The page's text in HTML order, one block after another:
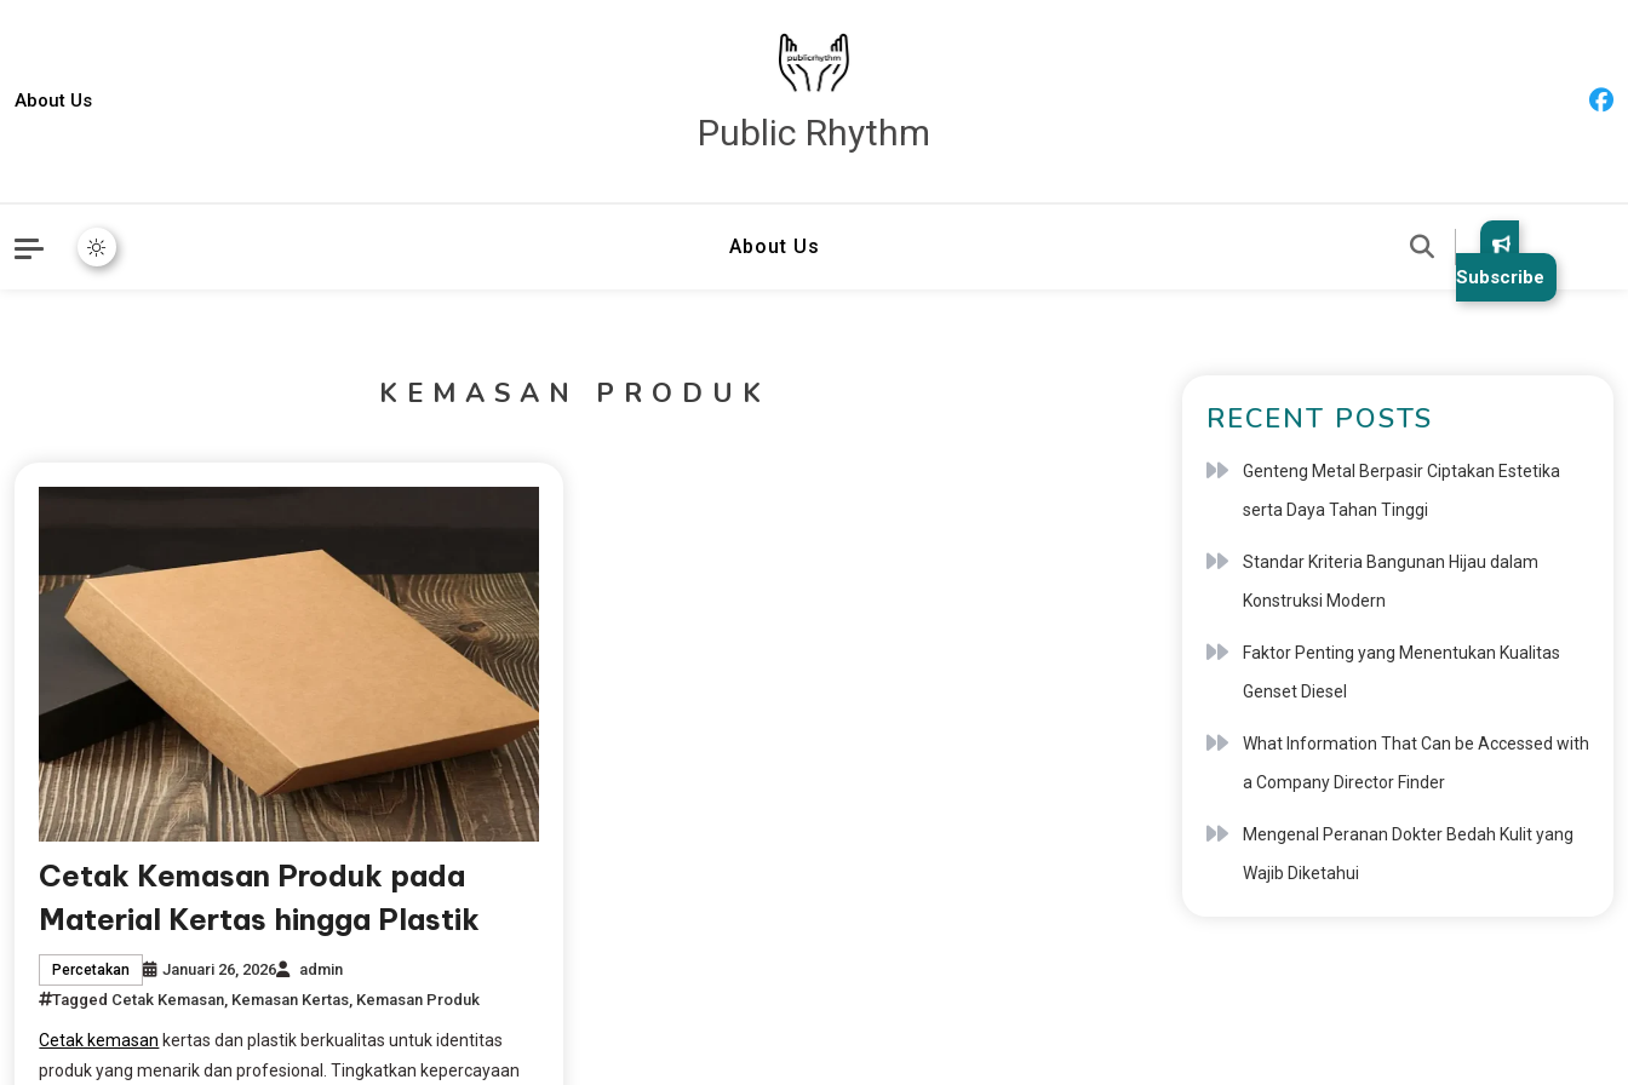
About Us
Public Rhythm
About Us
Subscribe
KEMASAN PRODUK
Cetak Kemasan Produk pada
Material Kertas hingga Plastik
Percetakan Januari 26, 2026
admin
Tagged Cetak Kemasan, Kemasan Kertas, Kemasan Produk
Cetak kemasan kertas dan plastik berkualitas untuk identitas
produk yang menarik dan profesional. Tingkatkan kepercayaan
RECENT POSTS
Genteng Metal Berpasir Ciptakan Estetika
serta Daya Tahan Tinggi
Standar Kriteria Bangunan Hijau dalam
Konstruksi Modern
Faktor Penting yang Menentukan Kualitas
Genset Diesel
What Information That Can be Accessed with
a Company Director Finder
Mengenal Peranan Dokter Bedah Kulit yang
Wajib Diketahui